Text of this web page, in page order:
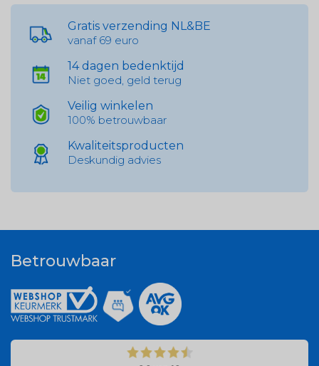
Gratis verzending NL&BE
vanaf 69 euro
14 dagen bedenktijd
Niet goed, geld terug
Veilig winkelen
100% betrouwbaar
Kwaliteitsproducten
Deskundig advies
Betrouwbaar